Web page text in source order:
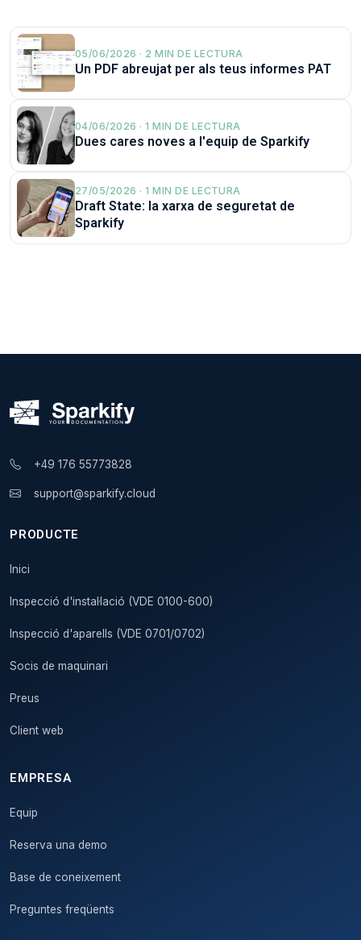
05/06/2026 · 2 MIN DE LECTURA
Un PDF abreujat per als teus informes PAT
04/06/2026 · 1 MIN DE LECTURA
Dues cares noves a l'equip de Sparkify
27/05/2026 · 1 MIN DE LECTURA
Draft State: la xarxa de seguretat de
Sparkify
+49 176 55773828
support@sparkify.cloud
PRODUCTE
Inici
Inspecció d'instal·lació (VDE 0100-600)
Inspecció d'aparells (VDE 0701/0702)
Socis de maquinari
Preus
Client web
EMPRESA
Equip
Reserva una demo
Base de coneixement
Preguntes freqüents